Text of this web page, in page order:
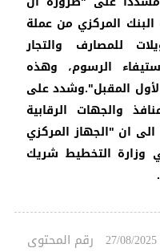
المركزي من عملة
للمصارف والتجار
الرسوم، وهذه
المقبل".وشدد على
والجهات الرقابية
الى ان "الجهاز المركزي
وزارة التخطيط شريك
27/08/2025 رقم المحتوى